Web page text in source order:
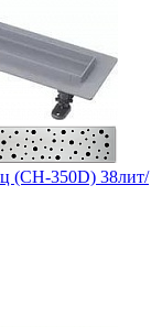
(CH-350D) 38лит/